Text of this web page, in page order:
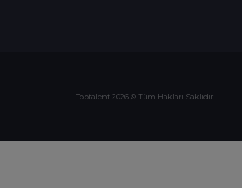
Toptalent 2026 © Tüm Hakları Saklıdır.